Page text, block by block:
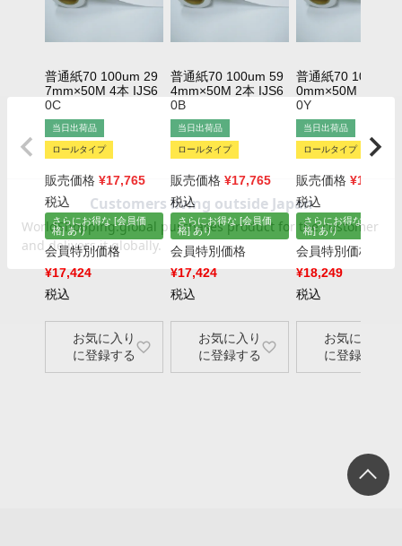
普通紙70 100um 29
7mm×50M 4本 IJS6
0C
当日出荷品
ロールタイプ
販売価格 ¥17,765
税込
さらにお得な [会員価
格] あり
会員特別価格
¥17,424
税込
お気に入り
に登録する
普通紙70 100um 59
4mm×50M 2本 IJS6
0B
当日出荷品
ロールタイプ
販売価格 ¥17,765
税込
さらにお得な [会員価
格] あり
会員特別価格
¥17,424
税込
お気に入り
に登録する
普通紙70 100um
0mm×50M 2本
0Y
当日出荷品
ロールタイプ
販売価格 ¥18,601
税込
さらにお得な [会員価
格] あり
会員特別価格
¥18,249
税込
お気に入り
に登録する